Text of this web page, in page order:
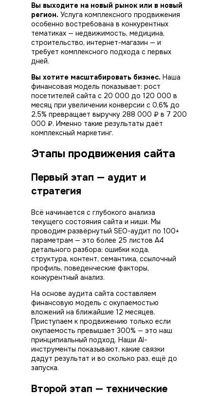
Вы выходите на новый рынок или в новый
регион. Услуга комплексного продвижения
особенно востребована в конкурентных
тематиках — недвижимость, медицина,
строительство, интернет-магазин — и
требует комплексного подхода с первых
дней.
Вы хотите масштабировать бизнес. Наша
финансовая модель показывает: рост
посетителей сайта с 20 000 до 120 000 в
месяц при увеличении конверсии с 0,6% до
2,5% превращает выручку 288 000 ₽ в 7 200
000 ₽. Именно такие результаты даёт
комплексный маркетинг.
Этапы продвижения сайта
Первый этап — аудит и
стратегия
Всё начинается с глубокого анализа
текущего состояния сайта и ниши. Мы
проводим развёрнутый SEO-аудит по 100+
параметрам — это более 25 листов А4
детального разбора: ошибки кода,
структура, контент, семантика, ссылочный
профиль, поведенческие факторы,
конкурентный анализ.
На основе аудита сайта составляем
финансовую модель с окупаемостью
вложений на ближайшие 12 месяцев.
Приступаем к продвижению только если
окупаемость превышает 300% — это наш
принципиальный подход. Наши AI-
инструменты показывают, какие связки
дадут результат и во сколько раз, ещё до
запуска.
Второй этап — технические